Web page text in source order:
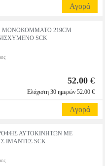
Αγορά
ΜΟΝΟΚΟΜΜΑΤΟ 219CM
SCK
52.00 €
Ελάχιστη 30 ημερών 52.00 €
Αγορά
ΑΥΤΟΚΙΝΗΤΩΝ ΜΕ
ΙΜΑΝΤΕΣ SCK